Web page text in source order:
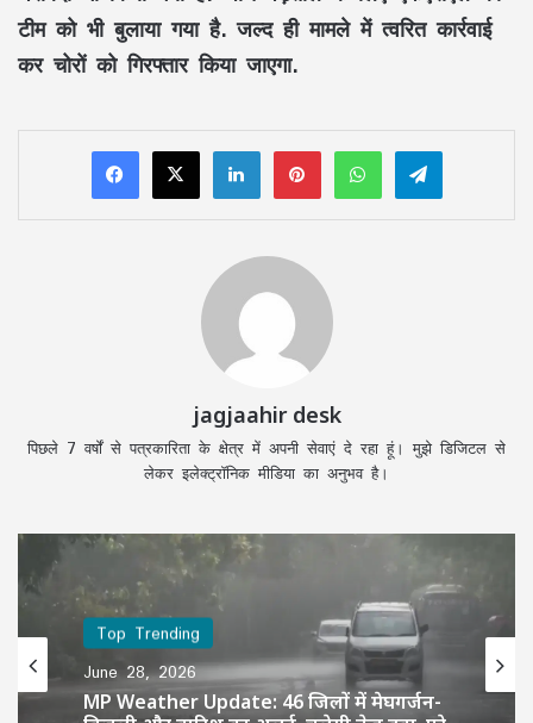
टीम को भी बुलाया गया है. जल्द ही मामले में त्वरित कार्रवाई
कर चोरों को गिरफ्तार किया जाएगा.
LinkedInPinterestWhatsAppTelegram
jagjaahir desk
पिछले 7 वर्षों से पत्रकारिता के क्षेत्र में अपनी सेवाएं दे रहा हूं। मुझे डिजिटल से
लेकर इलेक्ट्रॉनिक मीडिया का अनुभव है।
Top Trending
June 28, 2026
MP Weather Update: 46 जिलों में मेघगर्जन-